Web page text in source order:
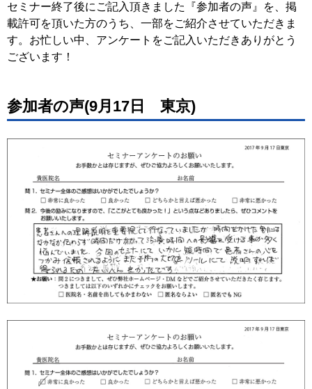
セミナー終了後にご記入頂きました『参加者の声』を、掲
載許可を頂いた方のうち、一部をご紹介させていただきま
す。お忙しい中、アンケートをご記入いただきありがとう
ございます！
参加者の声(9月17日 東京)